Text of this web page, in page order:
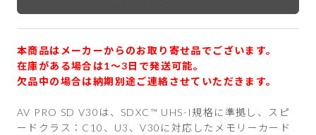
本商品はメーカーからのお取り寄せ品でございます。
在庫がある場合は1〜3日で発送可能。
欠品中の場合は納期別途ご連絡させていただきます。
AV PRO SD V30は、SDXC™ UHS-I規格に準拠し、スピ
ードクラス：C10、U3、V30に対応したメモリーカード